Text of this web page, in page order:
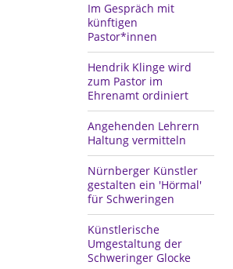
Im Gespräch mit
künftigen
Pastor*innen
Hendrik Klinge wird
zum Pastor im
Ehrenamt ordiniert
Angehenden Lehrern
Haltung vermitteln
Nürnberger Künstler
gestalten ein 'Hörmal'
für Schweringen
Künstlerische
Umgestaltung der
Schweringer Glocke